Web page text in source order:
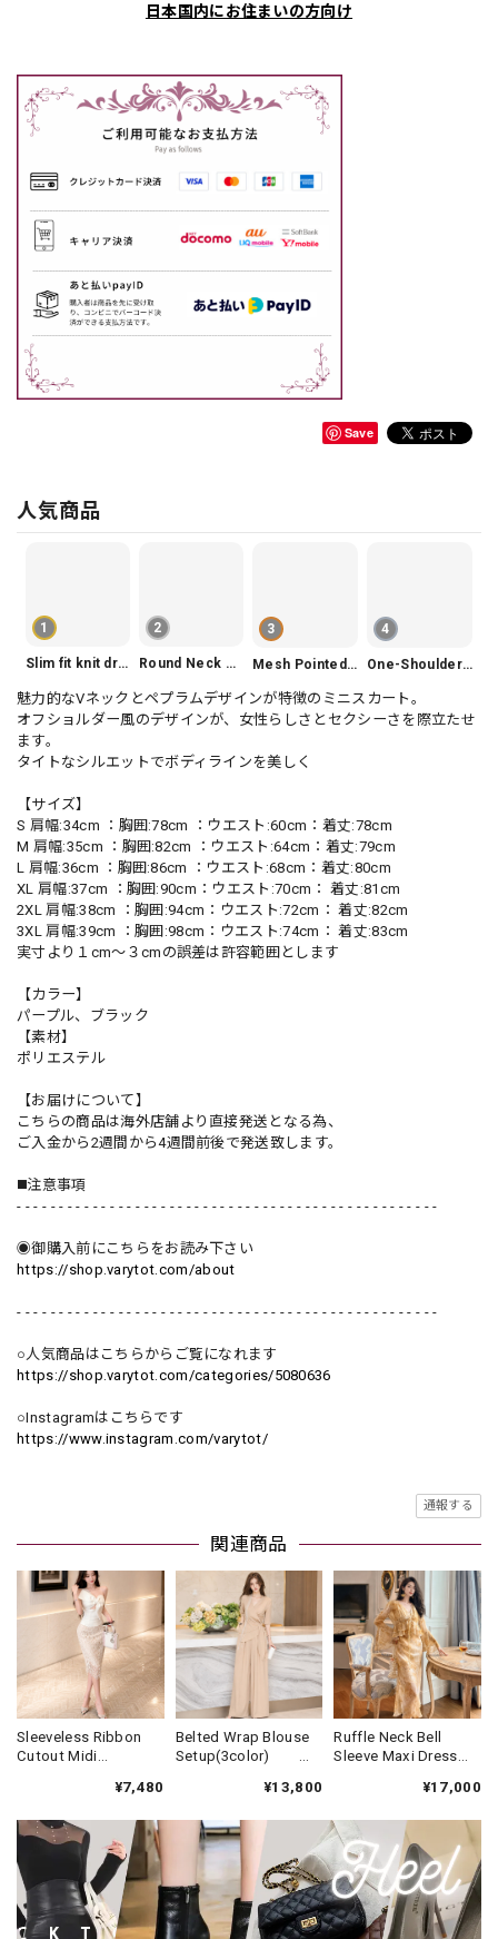
日本国内にお住まいの方向け
Save
人気商品
1
Slim fit knit dress(3color) V1330
2
Round Neck Tiered Sleeveless Dress V2290
3
Mesh Pointed Toe Pumps V165
4
One-Shoulder Slim-Fit Flattering Mermaid Skirt Dress V2295
魅力的なVネックとペプラムデザインが特徴のミニスカート。
オフショルダー風のデザインが、女性らしさとセクシーさを際立たせ
ます。
タイトなシルエットでボディラインを美しく
【サイズ】
S 肩幅:34cm ：胸囲:78cm ：ウエスト:60cm：着丈:78cm
M 肩幅:35cm ：胸囲:82cm ：ウエスト:64cm：着丈:79cm
L 肩幅:36cm ：胸囲:86cm ：ウエスト:68cm：着丈:80cm
XL 肩幅:37cm ：胸囲:90cm：ウエスト:70cm： 着丈:81cm
2XL 肩幅:38cm ：胸囲:94cm：ウエスト:72cm： 着丈:82cm
3XL 肩幅:39cm ：胸囲:98cm：ウエスト:74cm： 着丈:83cm
実寸より１cm〜３cmの誤差は許容範囲とします
【カラー】
パープル、ブラック
【素材】
ポリエステル
【お届けについて】
こちらの商品は海外店舗より直接発送となる為、
ご入金から2週間から4週間前後で発送致します。
◼️注意事項
- - - - - - - - - - - - - - - - - - - - - - - - - - - - - - - - - - - - - - - - - - - - - - - - - -
◉御購入前にこちらをお読み下さい
https://shop.varytot.com/about
- - - - - - - - - - - - - - - - - - - - - - - - - - - - - - - - - - - - - - - - - - - - - - - - - -
○人気商品はこちらからご覧になれます
https://shop.varytot.com/categories/5080636
○Instagramはこちらです
https://www.instagram.com/varytot/
通報する
関連商品
Sleeveless Ribbon
Cutout Midi
¥7,480
Belted Wrap Blouse
Setup(3color)
¥13,800
Ruffle Neck Bell
Sleeve Maxi Dress
¥17,000